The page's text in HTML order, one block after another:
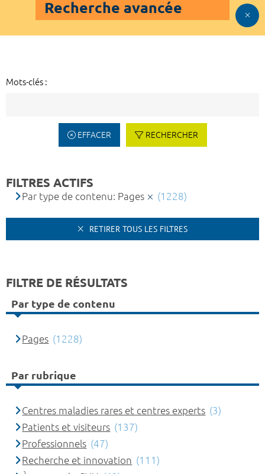
Recherche avancée
Mots-clés :
EFFACER RECHERCHER
FILTRES ACTIFS
Par type de contenu: Pages (1228)
RETIRER TOUS LES FILTRES
FILTRE DE RÉSULTATS
Par type de contenu
Pages (1228)
Par rubrique
Centres maladies rares et centres experts (3)
Patients et visiteurs (137)
Professionnels (47)
Recherche et innovation (111)